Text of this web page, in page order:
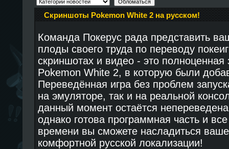
Скриншоты Pokemon White 2 на русском!
Команда Покерус рада представить
плоды своего труда по переводу
скриншотах и видео - это полноценная
Pokemon White 2, в которую были
Переведённая игра без проблем
на эмуляторе, так и на реальной
данный момент остаётся
однако готова программная часть и
времени вы сможете насладиться
комфортной русской локализации!